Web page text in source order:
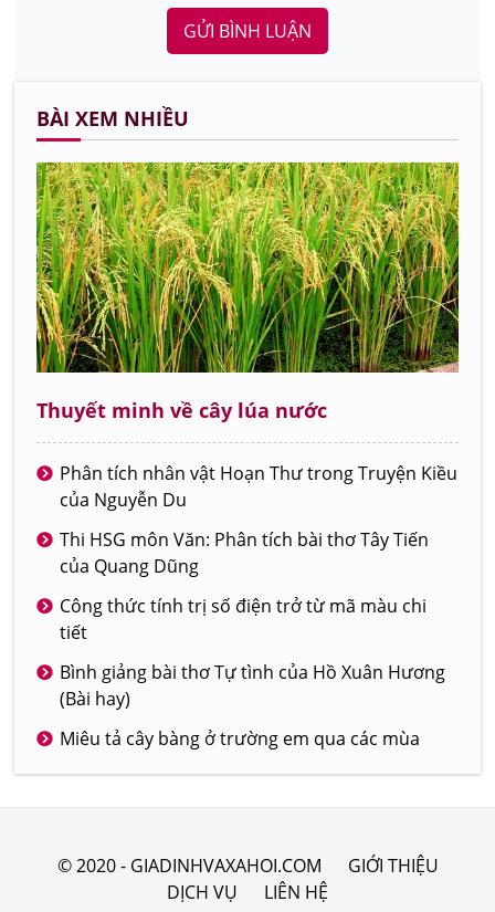
GỬI BÌNH LUẬN
BÀI XEM NHIỀU
Thuyết minh về cây lúa nước
Phân tích nhân vật Hoạn Thư trong Truyện Kiều
của Nguyễn Du
Thi HSG môn Văn: Phân tích bài thơ Tây Tiến
của Quang Dũng
Công thức tính trị số điện trở từ mã màu chi
tiết
Bình giảng bài thơ Tự tình của Hồ Xuân Hương
(Bài hay)
Miêu tả cây bàng ở trường em qua các mùa
© 2020 - GIADINHVAXAHOI.COM
GIỚI THIỆU
DỊCH VỤ
LIÊN HỆ